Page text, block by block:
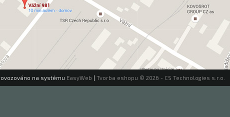
na systému EasyWeb Tvorba eshopu © 2026 - CS Technologies s.r.o.